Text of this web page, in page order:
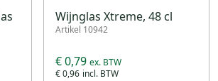
Wijnglas Xtreme, 48 cl
Artikel 10942
€ 0,96
€ 0,79